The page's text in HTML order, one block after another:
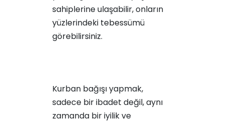
sahiplerine ulaşabilir, onların
yüzlerindeki tebessümü
görebilirsiniz.
Kurban bağışı yapmak,
sadece bir ibadet değil, aynı
zamanda bir iyilik ve